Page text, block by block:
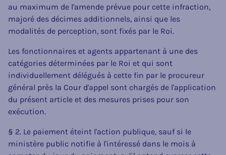
au maximum de l'amende prévue pour cette infraction,
majoré des décimes additionnels, ainsi que les
modalités de perception, sont fixés par le Roi.
Les fonctionnaires et agents appartenant à une des
catégories déterminées par le Roi et qui sont
individuellement délégués à cette fin par le procureur
général près la Cour d'appel sont chargés de l'application
du présent article et des mesures prises pour son
exécution.
§ 2. Le paiement éteint l'action publique, sauf si le
ministère public notifie à l'intéressé dans le mois à